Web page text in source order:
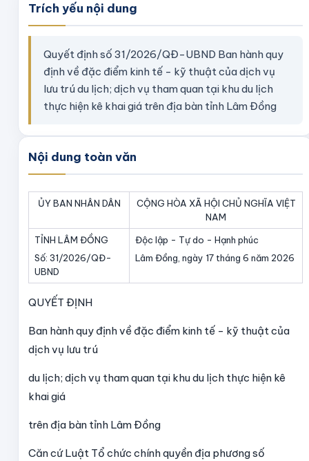
Trích yếu nội dung
Quyết định số 31/2026/QĐ-UBND Ban hành quy
định về đặc điểm kinh tế - kỹ thuật của dịch vụ
lưu trú du lịch; dịch vụ tham quan tại khu du lịch
thực hiện kê khai giá trên địa bàn tỉnh Lâm Đồng
Nội dung toàn văn
ỦY BAN NHÂN DÂN
CỘNG HÒA XÃ HỘI CHỦ NGHĨA VIỆT
NAM
TỈNH LÂM ĐỒNG
Số: 31/2026/QĐ-
UBND
Độc lập - Tự do - Hạnh phúc
Lâm Đồng, ngày 17 tháng 6 năm 2026
QUYẾT ĐỊNH
Ban hành quy định về đặc điểm kinh tế - kỹ thuật của
dịch vụ lưu trú
du lịch; dịch vụ tham quan tại khu du lịch thực hiện kê
khai giá
trên địa bàn tỉnh Lâm Đồng
Căn cứ Luật Tổ chức chính quyền địa phương số